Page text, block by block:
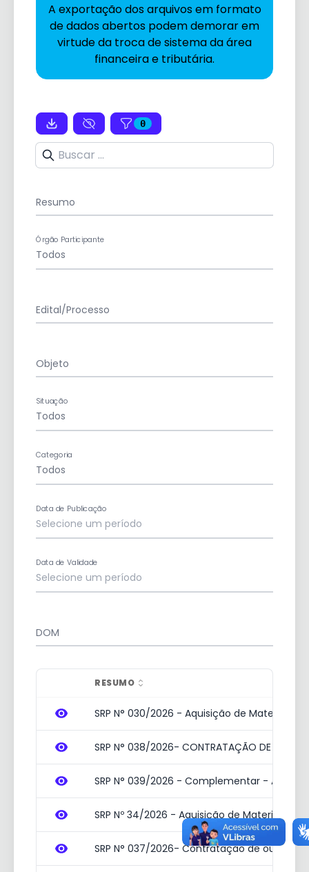
A exportação dos arquivos em formato
de dados abertos podem demorar em
virtude da troca de sistema da área
financeira e tributária.
0
Resumo
Órgão Participante
Edital/Processo
Objeto
Situação
Categoria
Data de Publicação
Data de Validade
DOM
RESUMO
SRP N° 030/2026 - Aquisição de Material
SRP N° 038/2026- CONTRATAÇÃO DE
SRP N° 039/2026 - Complementar -
SRP Nº 34/2026 - Aquisição de Material de
SRP N° 037/2026- Contratação de outros